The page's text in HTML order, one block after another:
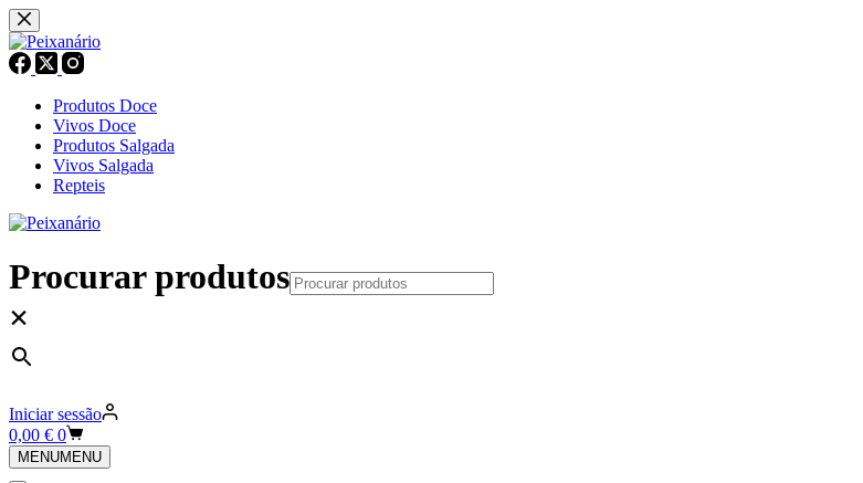
Pular
para
o
conteúdo
Produtos Doce
Vivos Doce
Produtos Salgada
Vivos Salgada
Repteis
Procurar produtos
×
Iniciar sessão
Carrinho
de
compras
0,00 € 0
MENUMENU